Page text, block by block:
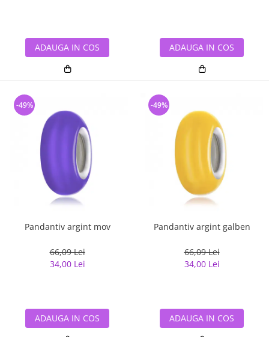
ADAUGA IN COS ADAUGA IN COS
Pandantiv argint mov
66,09 Lei
34,00 Lei
-49%
ADAUGA IN COS
Pandantiv argint galben
66,09 Lei
34,00 Lei
-49%
ADAUGA IN COS